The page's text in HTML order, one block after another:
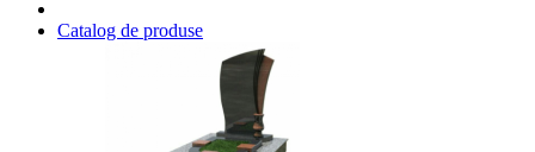
Catalog de produse